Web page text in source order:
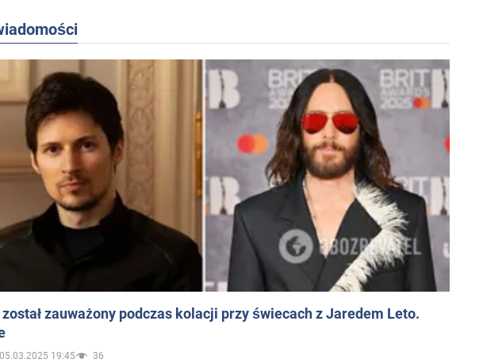
zauważony podczas kolacji przy świecach z Jaredem Leto.
05.03.2025 19:45 36